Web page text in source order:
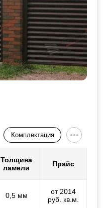
Комплектация
Толщина
ламели
Прайс
0,5 мм
от 2014
руб. кв.м.